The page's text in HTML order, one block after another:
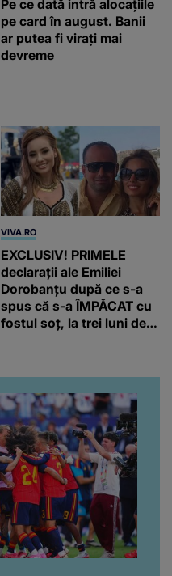
Pe ce dată intră alocațiile
pe card în august. Banii
ar putea fi virați mai
devreme
VIVA.RO
EXCLUSIV! PRIMELE
declarații ale Emiliei
Dorobanțu după ce s-a
spus că s-a ÎMPĂCAT cu
fostul soț, la trei luni de
artistă i-a lăsat MASCĂ
pe toți. De data aceasta,
chiar a rupt tăcerea:
”Poate că aveam să ne
spunem, să ne...”